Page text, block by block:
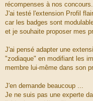
récompenses à nos concours.
J'ai testé l'extension Profil
car les badges sont
et je souhaite proposer mes
J'ai pensé adapter une
"zodiaque" en modifiant les
membre lui-même dans son
J'en demande beaucoup ...
Je ne suis pas une experte